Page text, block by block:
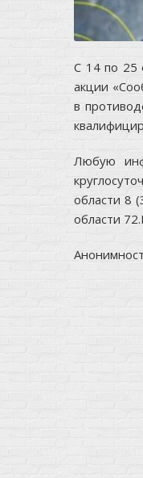
С 14 по 25
акции
в
Любую
области 8
области